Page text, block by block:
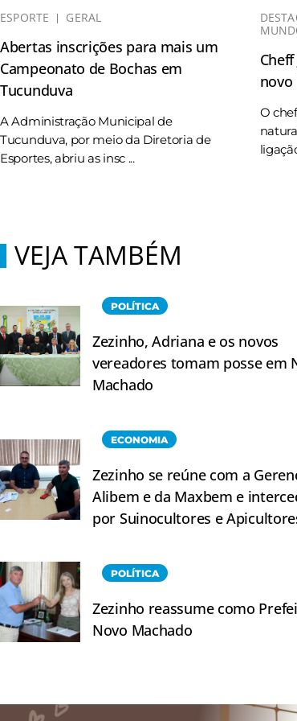
ESPORTE GERAL
Abertas inscrições para mais um
Campeonato de Bochas em
Tucunduva
A Administração Municipal de
Tucunduva, por meio da Diretoria de
Esportes, abriu as insc ...
novo
O
VEJA TAMBÉM
POLÍTICA
Zezinho, Adriana e os novos
vereadores tomam posse em
Machado
ECONOMIA
Zezinho se reúne com a
Alibem e da Maxbem e
por Suinocultores e
POLÍTICA
Zezinho reassume como
Novo Machado